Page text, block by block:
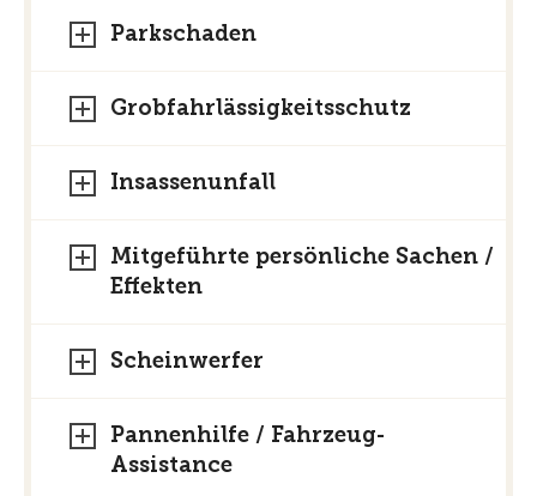
Produkte im Kleingedruckten – den
sogenannten Allgemeinen
Parkschaden
Grobfahrlässigkeitsschutz
Insassenunfall
Mitgeführte persönliche Sachen /
Effekten
Scheinwerfer
Pannenhilfe / Fahrzeug-
Assistance